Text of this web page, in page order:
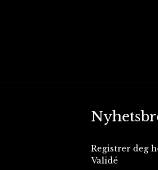
Registrer deg
Validé